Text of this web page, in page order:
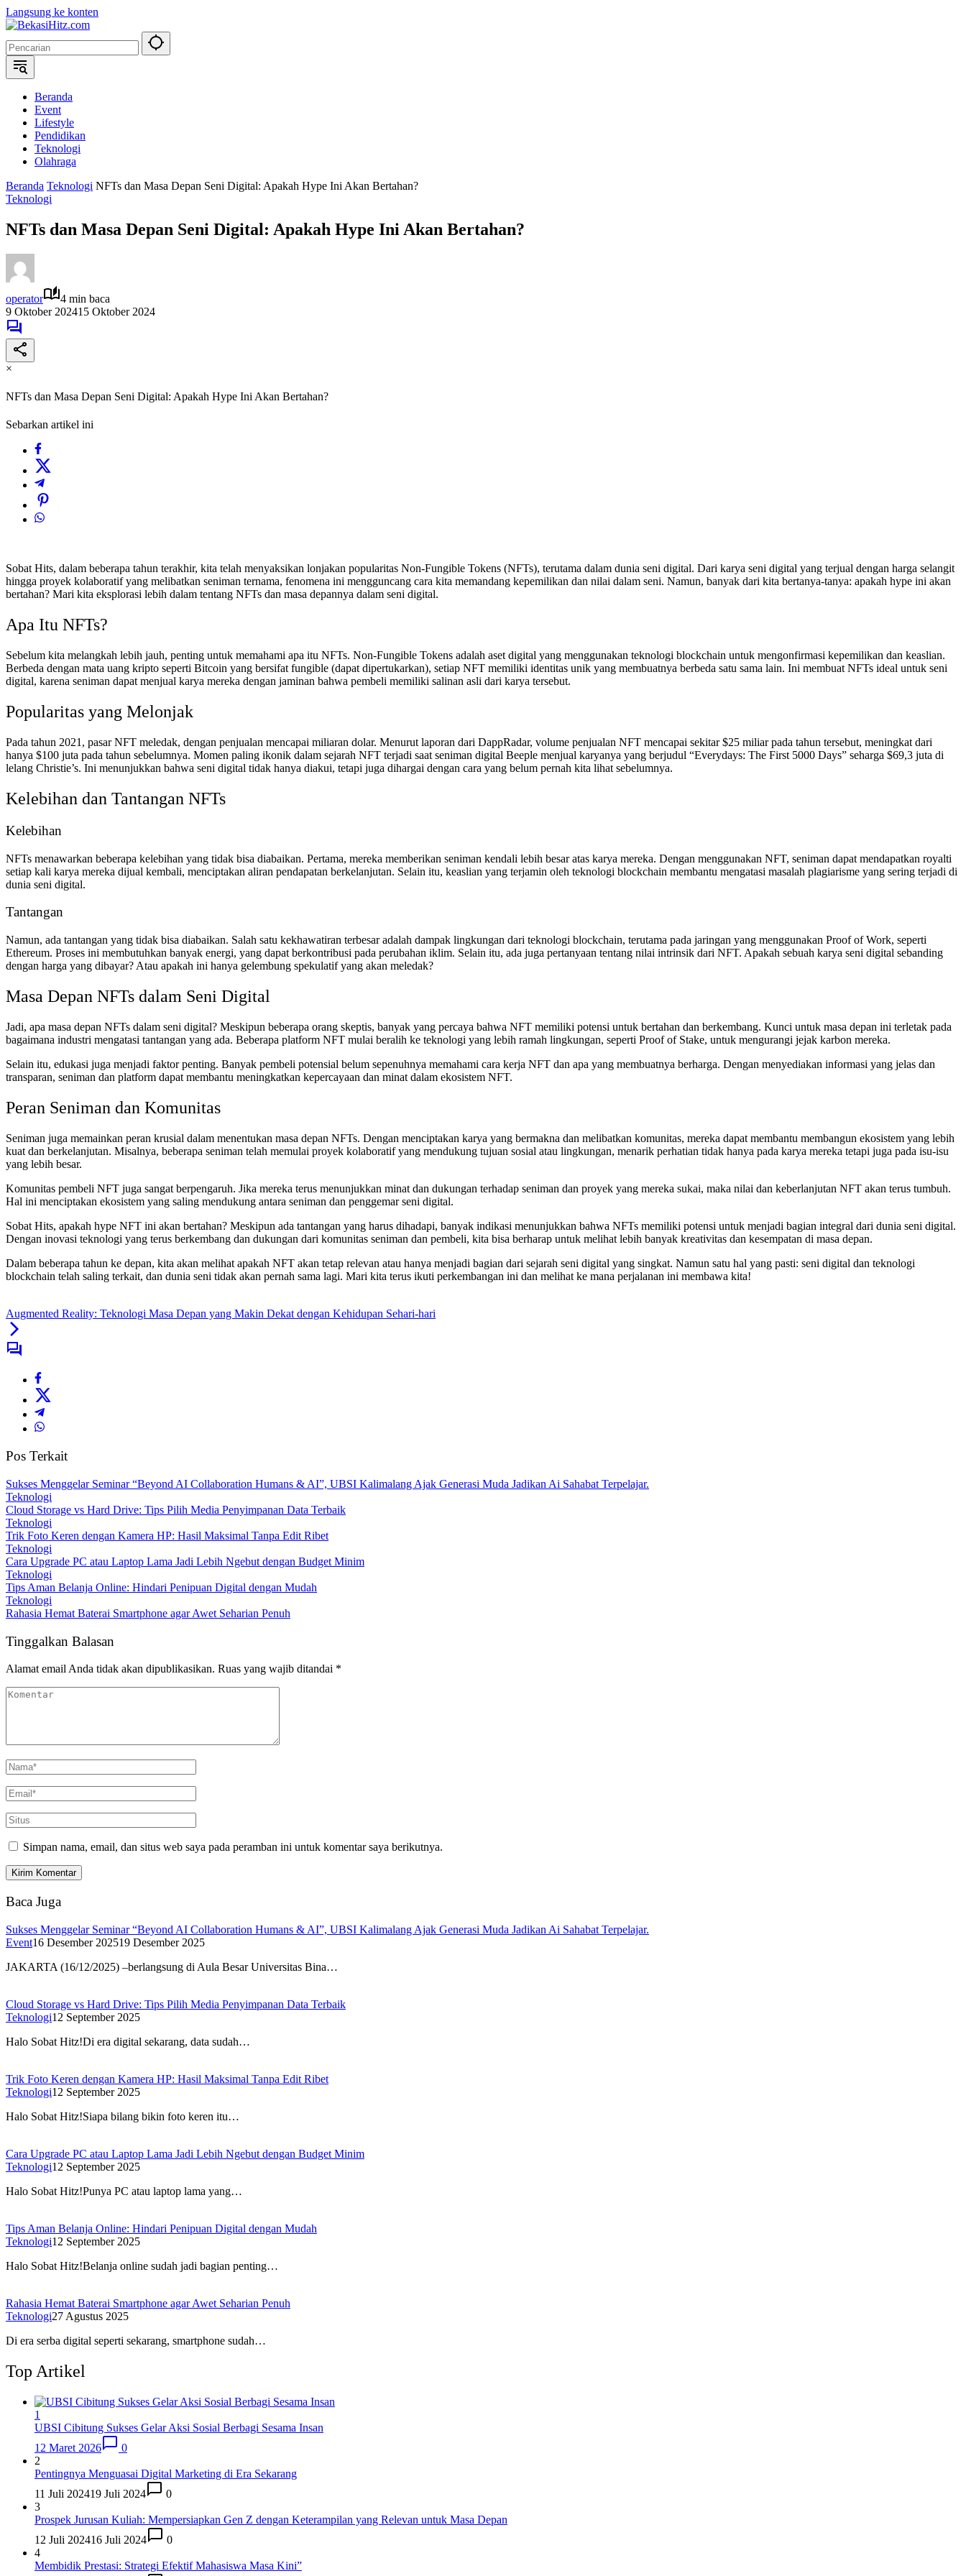
Langsung ke konten
Beranda
Event
Lifestyle
Pendidikan
Teknologi
Olahraga
Beranda Teknologi NFTs dan Masa Depan Seni Digital: Apakah Hype Ini Akan Bertahan?
Teknologi
NFTs dan Masa Depan Seni Digital: Apakah Hype Ini Akan Bertahan?
operator
4 min baca
9 Oktober 202415 Oktober 2024
×
NFTs dan Masa Depan Seni Digital: Apakah Hype Ini Akan Bertahan?
Sebarkan artikel ini
Sobat Hits, dalam beberapa tahun terakhir, kita telah menyaksikan lonjakan popularitas Non-Fungible Tokens (NFTs), terutama dalam dunia seni digital. Dari karya seni digital yang terjual dengan harga selangit
hingga proyek kolaboratif yang melibatkan seniman ternama, fenomena ini mengguncang cara kita memandang kepemilikan dan nilai dalam seni. Namun, banyak dari kita bertanya-tanya: apakah hype ini akan
bertahan? Mari kita eksplorasi lebih dalam tentang NFTs dan masa depannya dalam seni digital.
Apa Itu NFTs?
Sebelum kita melangkah lebih jauh, penting untuk memahami apa itu NFTs. Non-Fungible Tokens adalah aset digital yang menggunakan teknologi blockchain untuk mengonfirmasi kepemilikan dan keaslian.
Berbeda dengan mata uang kripto seperti Bitcoin yang bersifat fungible (dapat dipertukarkan), setiap NFT memiliki identitas unik yang membuatnya berbeda satu sama lain. Ini membuat NFTs ideal untuk seni
digital, karena seniman dapat menjual karya mereka dengan jaminan bahwa pembeli memiliki salinan asli dari karya tersebut.
Popularitas yang Melonjak
Pada tahun 2021, pasar NFT meledak, dengan penjualan mencapai miliaran dolar. Menurut laporan dari DappRadar, volume penjualan NFT mencapai sekitar $25 miliar pada tahun tersebut, meningkat dari
hanya $100 juta pada tahun sebelumnya. Momen paling ikonik dalam sejarah NFT terjadi saat seniman digital Beeple menjual karyanya yang berjudul “Everydays: The First 5000 Days” seharga $69,3 juta di
lelang Christie’s. Ini menunjukkan bahwa seni digital tidak hanya diakui, tetapi juga dihargai dengan cara yang belum pernah kita lihat sebelumnya.
Kelebihan dan Tantangan NFTs
Kelebihan
NFTs menawarkan beberapa kelebihan yang tidak bisa diabaikan. Pertama, mereka memberikan seniman kendali lebih besar atas karya mereka. Dengan menggunakan NFT, seniman dapat mendapatkan royalti
setiap kali karya mereka dijual kembali, menciptakan aliran pendapatan berkelanjutan. Selain itu, keaslian yang terjamin oleh teknologi blockchain membantu mengatasi masalah plagiarisme yang sering terjadi di
dunia seni digital.
Tantangan
Namun, ada tantangan yang tidak bisa diabaikan. Salah satu kekhawatiran terbesar adalah dampak lingkungan dari teknologi blockchain, terutama pada jaringan yang menggunakan Proof of Work, seperti
Ethereum. Proses ini membutuhkan banyak energi, yang dapat berkontribusi pada perubahan iklim. Selain itu, ada juga pertanyaan tentang nilai intrinsik dari NFT. Apakah sebuah karya seni digital sebanding
dengan harga yang dibayar? Atau apakah ini hanya gelembung spekulatif yang akan meledak?
Masa Depan NFTs dalam Seni Digital
Jadi, apa masa depan NFTs dalam seni digital? Meskipun beberapa orang skeptis, banyak yang percaya bahwa NFT memiliki potensi untuk bertahan dan berkembang. Kunci untuk masa depan ini terletak pada
bagaimana industri mengatasi tantangan yang ada. Beberapa platform NFT mulai beralih ke teknologi yang lebih ramah lingkungan, seperti Proof of Stake, untuk mengurangi jejak karbon mereka.
Selain itu, edukasi juga menjadi faktor penting. Banyak pembeli potensial belum sepenuhnya memahami cara kerja NFT dan apa yang membuatnya berharga. Dengan menyediakan informasi yang jelas dan
transparan, seniman dan platform dapat membantu meningkatkan kepercayaan dan minat dalam ekosistem NFT.
Peran Seniman dan Komunitas
Seniman juga memainkan peran krusial dalam menentukan masa depan NFTs. Dengan menciptakan karya yang bermakna dan melibatkan komunitas, mereka dapat membantu membangun ekosistem yang lebih
kuat dan berkelanjutan. Misalnya, beberapa seniman telah memulai proyek kolaboratif yang mendukung tujuan sosial atau lingkungan, menarik perhatian tidak hanya pada karya mereka tetapi juga pada isu-isu
yang lebih besar.
Komunitas pembeli NFT juga sangat berpengaruh. Jika mereka terus menunjukkan minat dan dukungan terhadap seniman dan proyek yang mereka sukai, maka nilai dan keberlanjutan NFT akan terus tumbuh.
Hal ini menciptakan ekosistem yang saling mendukung antara seniman dan penggemar seni digital.
Sobat Hits, apakah hype NFT ini akan bertahan? Meskipun ada tantangan yang harus dihadapi, banyak indikasi menunjukkan bahwa NFTs memiliki potensi untuk menjadi bagian integral dari dunia seni digital.
Dengan inovasi teknologi yang terus berkembang dan dukungan dari komunitas seniman dan pembeli, kita bisa berharap untuk melihat lebih banyak kreativitas dan kesempatan di masa depan.
Dalam beberapa tahun ke depan, kita akan melihat apakah NFT akan tetap relevan atau hanya menjadi bagian dari sejarah seni digital yang singkat. Namun satu hal yang pasti: seni digital dan teknologi
blockchain telah saling terkait, dan dunia seni tidak akan pernah sama lagi. Mari kita terus ikuti perkembangan ini dan melihat ke mana perjalanan ini membawa kita!
Augmented Reality: Teknologi Masa Depan yang Makin Dekat dengan Kehidupan Sehari-hari
Pos Terkait
Sukses Menggelar Seminar “Beyond AI Collaboration Humans & AI”, UBSI Kalimalang Ajak Generasi Muda Jadikan Ai Sahabat Terpelajar.
Teknologi
Cloud Storage vs Hard Drive: Tips Pilih Media Penyimpanan Data Terbaik
Teknologi
Trik Foto Keren dengan Kamera HP: Hasil Maksimal Tanpa Edit Ribet
Teknologi
Cara Upgrade PC atau Laptop Lama Jadi Lebih Ngebut dengan Budget Minim
Teknologi
Tips Aman Belanja Online: Hindari Penipuan Digital dengan Mudah
Teknologi
Rahasia Hemat Baterai Smartphone agar Awet Seharian Penuh
Tinggalkan Balasan
Alamat email Anda tidak akan dipublikasikan. Ruas yang wajib ditandai *
Simpan nama, email, dan situs web saya pada peramban ini untuk komentar saya berikutnya.
Baca Juga
Sukses Menggelar Seminar “Beyond AI Collaboration Humans & AI”, UBSI Kalimalang Ajak Generasi Muda Jadikan Ai Sahabat Terpelajar.
Event16 Desember 202519 Desember 2025
JAKARTA (16/12/2025) –berlangsung di Aula Besar Universitas Bina…
Cloud Storage vs Hard Drive: Tips Pilih Media Penyimpanan Data Terbaik
Teknologi12 September 2025
Halo Sobat Hitz!Di era digital sekarang, data sudah…
Trik Foto Keren dengan Kamera HP: Hasil Maksimal Tanpa Edit Ribet
Teknologi12 September 2025
Halo Sobat Hitz!Siapa bilang bikin foto keren itu…
Cara Upgrade PC atau Laptop Lama Jadi Lebih Ngebut dengan Budget Minim
Teknologi12 September 2025
Halo Sobat Hitz!Punya PC atau laptop lama yang…
Tips Aman Belanja Online: Hindari Penipuan Digital dengan Mudah
Teknologi12 September 2025
Halo Sobat Hitz!Belanja online sudah jadi bagian penting…
Rahasia Hemat Baterai Smartphone agar Awet Seharian Penuh
Teknologi27 Agustus 2025
Di era serba digital seperti sekarang, smartphone sudah…
Top Artikel
1
UBSI Cibitung Sukses Gelar Aksi Sosial Berbagi Sesama Insan
12 Maret 2026
0
2
Pentingnya Menguasai Digital Marketing di Era Sekarang
11 Juli 202419 Juli 2024
0
3
Prospek Jurusan Kuliah: Mempersiapkan Gen Z dengan Keterampilan yang Relevan untuk Masa Depan
12 Juli 202416 Juli 2024
0
4
Membidik Prestasi: Strategi Efektif Mahasiswa Masa Kini”